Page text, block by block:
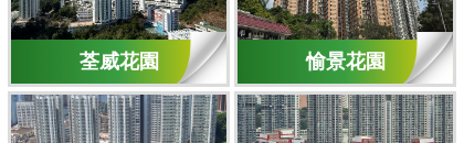
荃威花園 愉景花園